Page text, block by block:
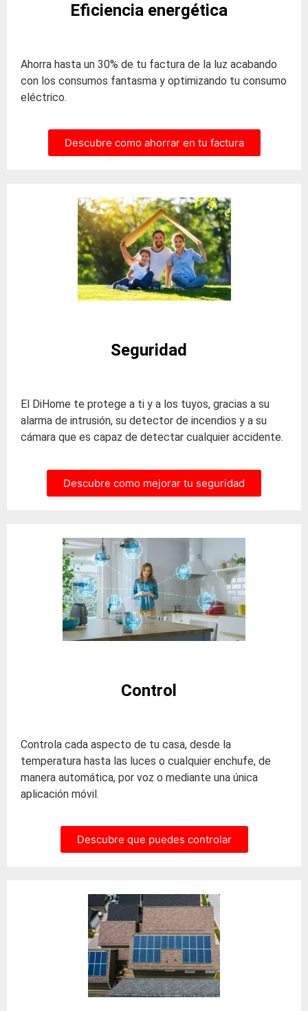
Eficiencia energética
Ahorra hasta un 30% de tu factura de la luz acabando
con los consumos fantasma y optimizando tu consumo
eléctrico.
Descubre como ahorrar en tu factura
Seguridad
El DiHome te protege a ti y a los tuyos, gracias a su
alarma de intrusión, su detector de incendios y a su
cámara que es capaz de detectar cualquier accidente.
Descubre como mejorar tu seguridad
Control
Controla cada aspecto de tu casa, desde la
temperatura hasta las luces o cualquier enchufe, de
manera automática, por voz o mediante una única
aplicación móvil.
Descubre que puedes controlar